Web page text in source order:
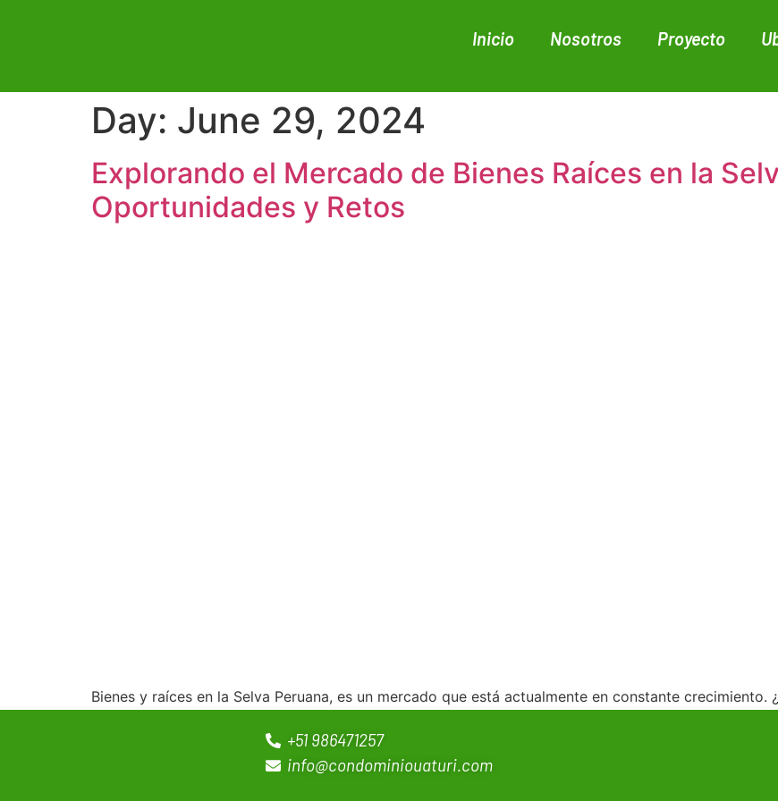
Inicio Nosotros Proyecto
Day: June 29, 2024
Explorando el Mercado de Bienes Raíces en la
Oportunidades y Retos
Bienes y raíces en la Selva Peruana, es un mercado que está actualmente en constante
+51 986471257
info@condominiouaturi.com